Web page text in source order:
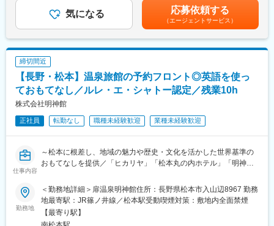
変更の範囲：会社の定める業務
■具体的な業務内容
◎チラシやSNS、地域イベントなどの販促活動
◎少人数チームのマネジメント（1店舗3～5名）など
■職務の特徴
葬儀や四十九日までの計画もサポートする為、お客様の気持ちに
お墓の知識のほか弔事全般に関する知識はもちろん、様々な相談
■教育体制
? 店長候補向け研修「一休さん塾」で安心スタート理念・マネジ
つ“経営の基礎”が身につきます。
■過去の中途採用実績
百貨店販売員、建築資材営業、葬祭ディレクター、カーディーラ
ル年収▼店長3年目／年収617万円（月給40万円（手当含む）＋賞
与2回（60万円）＋特別報酬（70万円） ▼店長15年目／年収1064
万円（月給60円（手当含む）＋賞与2回（144万円）＋特別報酬
（200万円）■キャリアアップ店長（1等級～3等級)→スーパーバ
イザー（4等級)→役員賃金はあくまでも目安の金額であり、選考
を通じて上下する可能性があります。月給(月額)は固定手当を含め
た表記です。
気になる 応募依頼する
（エージェントサービス）
締切間近
【長野・松本】温泉旅館の予約フロント◎英語を使っ
ておもてなし／ルレ・エ・シャトー認定／残業10h
株式会社明神館
正社員 転勤なし 職種未経験歓迎 業種未経験歓迎
仕事内容
～松本に根差し、地域の魅力や歴史・文化を活かした世界基準の
おもてなしを提供／「ヒカリヤ」「松本丸の内ホテル」「明神
■職務内容
「扉温泉・明神館」で旅館接客スタッフとして、英語での予約フ
ロント業務（予約受付・チェックイン・チェックアウト）をお任
勤務地
＜勤務地詳細＞扉温泉明神館住所：長野県松本市入山辺8967 勤務
地最寄駅：JR篠ノ井線／松本駅受動喫煙対策：敷地内全面禁煙
【最寄り駅】